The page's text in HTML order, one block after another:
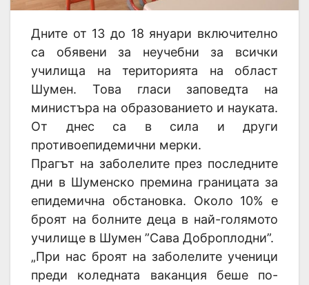
Дните от 13 до 18 януари включително
са обявени за неучебни за всички
училища на територията на област
Шумен. Това гласи заповедта на
министъра на образованието и науката.
От днес са в сила и други
противоепидемични мерки.
Прагът на заболелите през последните
дни в Шуменско премина границата за
епидемична обстановка. Около 10% е
броят на болните деца в най-голямото
училище в Шумен ”Сава Доброплодни”.
„При нас броят на заболелите ученици
преди коледната ваканция беше по-